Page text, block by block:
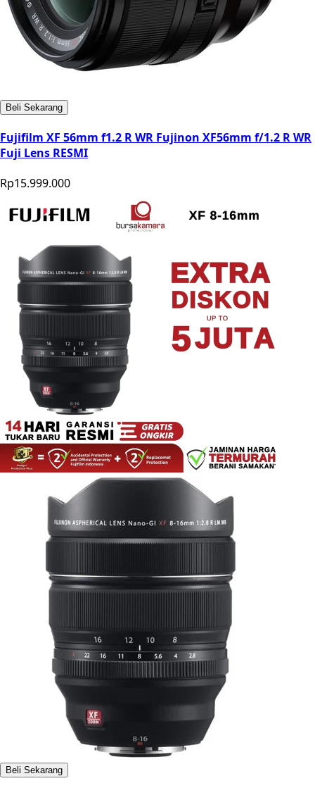
Beli Sekarang
Fujifilm XF 56mm f1.2 R WR Fujinon XF56mm f/1.2 R WR
Fuji Lens RESMI
Rp15.999.000
Beli Sekarang